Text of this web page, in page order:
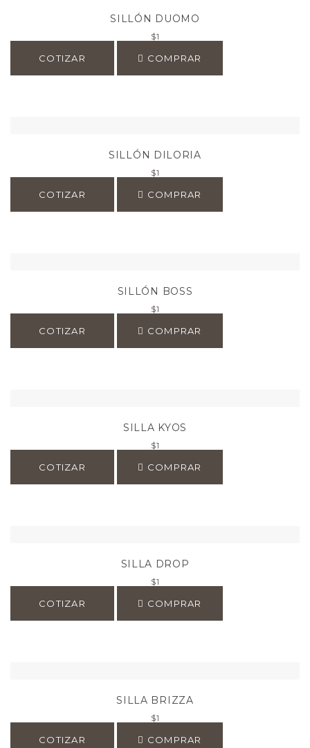
SILLÓN DUOMO
$1
COTIZAR COMPRAR
SILLÓN DILORIA
$1
COTIZAR COMPRAR
SILLÓN BOSS
$1
COTIZAR COMPRAR
SILLA KYOS
$1
COTIZAR COMPRAR
SILLA DROP
$1
COTIZAR COMPRAR
SILLA BRIZZA
$1
COTIZAR COMPRAR